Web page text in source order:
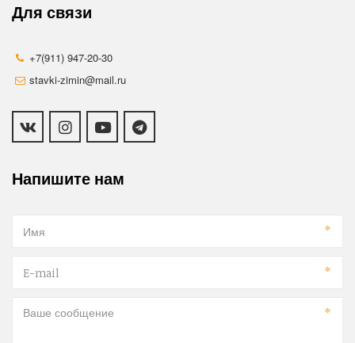
Для связи
+7(911) 947-20-30
stavki-zimin@mail.ru
Напишите нам
*
*
*